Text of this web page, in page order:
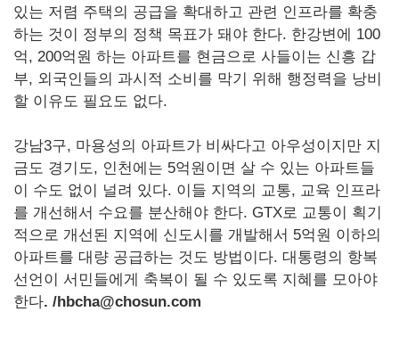
있는 저렴 주택의 공급을 확대하고 관련 인프라를 확충
하는 것이 정부의 정책 목표가 돼야 한다. 한강변에 100
억, 200억원 하는 아파트를 현금으로 사들이는 신흥 갑
부, 외국인들의 과시적 소비를 막기 위해 행정력을 낭비
할 이유도 필요도 없다.
강남3구, 마용성의 아파트가 비싸다고 아우성이지만 지
금도 경기도, 인천에는 5억원이면 살 수 있는 아파트들
이 수도 없이 널려 있다. 이들 지역의 교통, 교육 인프라
를 개선해서 수요를 분산해야 한다. GTX로 교통이 획기
적으로 개선된 지역에 신도시를 개발해서 5억원 이하의
아파트를 대량 공급하는 것도 방법이다. 대통령의 항복
선언이 서민들에게 축복이 될 수 있도록 지혜를 모아야
한다. /hbcha@chosun.com